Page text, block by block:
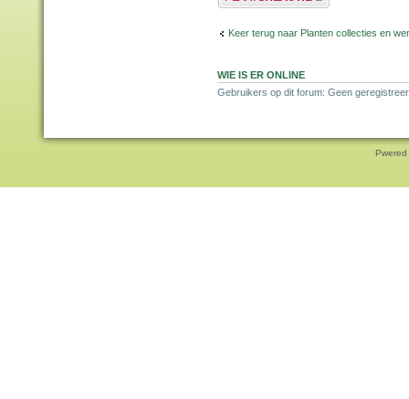
Keer terug naar Planten collecties en
WIE IS ER ONLINE
Gebruikers op dit forum: Geen